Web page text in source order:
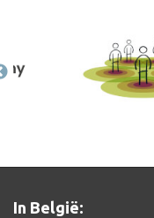
In België: